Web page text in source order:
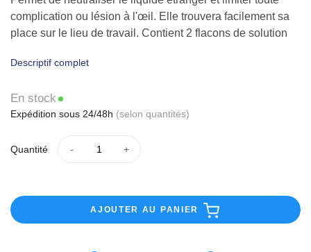
complication ou lésion à l'œil. Elle trouvera facilement sa
place sur le lieu de travail. Contient 2 flacons de solution
Descriptif complet
En stock
Expédition sous 24/48h (selon quantités)
Quantité
AJOUTER AU PANIER